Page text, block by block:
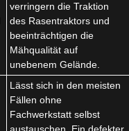
verringern die Traktion
des Rasentraktors und
beeinträchtigen die
Mähqualität auf
unebenem Gelände.
Lässt sich in den meisten
Fällen ohne
Fachwerkstatt selbst